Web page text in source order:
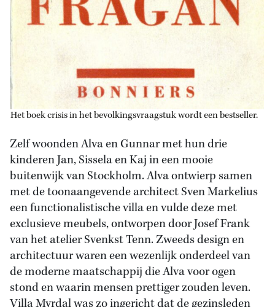
Het boek crisis in het bevolkingsvraagstuk wordt een bestseller.
Zelf woonden Alva en Gunnar met hun drie
kinderen Jan, Sissela en Kaj in een mooie
buitenwijk van Stockholm. Alva ontwierp samen
met de toonaangevende architect Sven Markelius
een functionalistische villa en vulde deze met
exclusieve meubels, ontworpen door Josef Frank
van het atelier Svenkst Tenn. Zweeds design en
architectuur waren een wezenlijk onderdeel van
de moderne maatschappij die Alva voor ogen
stond en waarin mensen prettiger zouden leven.